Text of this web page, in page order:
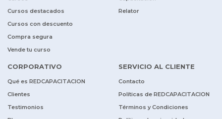
Cursos destacados
Cursos con descuento
Compra segura
Vende tu curso
Relator
CORPORATIVO
Qué es REDCAPACITACION
Clientes
Testimonios
SERVICIO AL CLIENTE
Contacto
Políticas de REDCAPACITACION
Términos y Condiciones